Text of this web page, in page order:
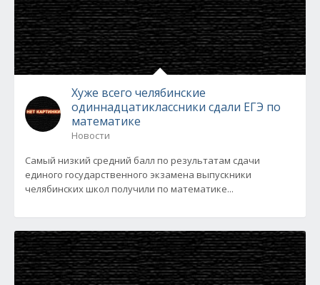
Хуже всего челябинские
одиннадцатиклассники сдали ЕГЭ по
математике
Новости
Самый низкий средний балл по результатам сдачи
единого государственного экзамена выпускники
челябинских школ получили по математике...